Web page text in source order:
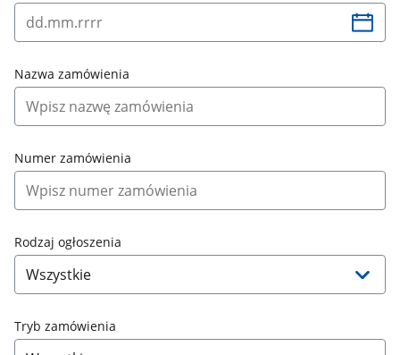
Nazwa zamówienia
Numer zamówienia
Rodzaj ogłoszenia
Tryb zamówienia